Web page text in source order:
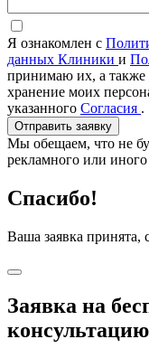
Я ознакомлен с
данных Клиники и
принимаю их, а также
хранение моих
указанного Согласия .
Отправить заявку
Мы обещаем, что не
рекламного или иного
Спасибо!
Ваша заявка принята,
Заявка на
консультацию